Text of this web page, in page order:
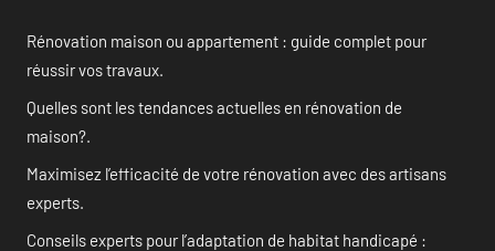
Rénovation maison ou appartement : guide complet pour
réussir vos travaux.
Quelles sont les tendances actuelles en rénovation de
maison?.
Maximisez l’efficacité de votre rénovation avec des artisans
experts.
Conseils experts pour l’adaptation de habitat handicapé :